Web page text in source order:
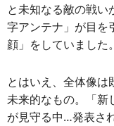
と未知なる敵の戦
字アンテナ」が目を
顔」をしていました。
とはいえ、全体像は
未来的なもの。「新
が見守る中…発表さ